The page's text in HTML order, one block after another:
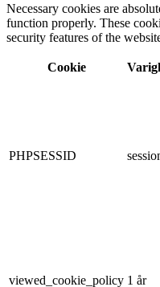
Necessary cookies are
function properly. These
security features of the
Cookie
PHPSESSID
viewed_cookie_policy 1 år